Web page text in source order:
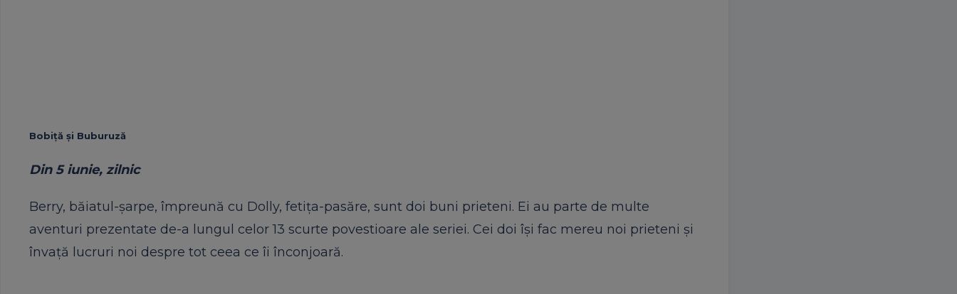
Bobiţă și Buburuză
Din 5 iunie, zilnic
Berry, băiatul-şarpe, împreună cu Dolly, fetiţa-pasăre, sunt doi buni prieteni. Ei au parte de multe
aventuri prezentate de-a lungul celor 13 scurte povestioare ale seriei. Cei doi îşi fac mereu noi prieteni şi
învaţă lucruri noi despre tot ceea ce îi înconjoară.